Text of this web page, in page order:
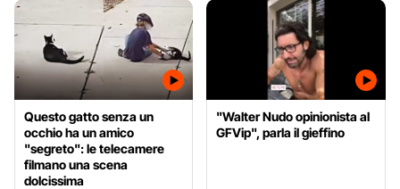
Questo gatto senza un
occhio ha un amico
"segreto": le telecamere
filmano una scena
dolcissima
"Walter Nudo opinionista al
GFVip", parla il gieffino